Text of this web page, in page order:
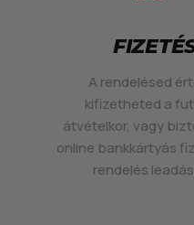
A rendelésed
kifizetheted a
átvételkor, vagy
online bankkártyás
rendelés